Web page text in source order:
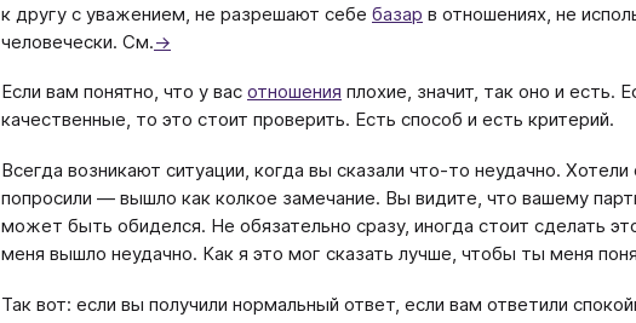
к другу с уважением, не разрешают себе базар в отношениях, не
человечески. См.→
Если вам понятно, что у вас отношения плохие, значит, так оно и есть.
качественные, то это стоит проверить. Есть способ и есть критерий.
Всегда возникают ситуации, когда вы сказали что-то неудачно.
попросили — вышло как колкое замечание. Вы видите, что вашему
может быть обиделся. Не обязательно сразу, иногда стоит сделать
меня вышло неудачно. Как я это мог сказать лучше, чтобы ты меня
Так вот: если вы получили нормальный ответ, если вам ответили